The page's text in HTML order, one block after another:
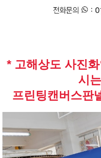
* 고해상도 사진
시
프린팅캔버스판